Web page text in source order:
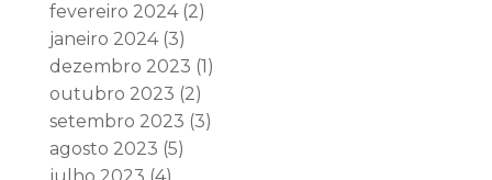
fevereiro 2024(2)
janeiro 2024(3)
dezembro 2023 (1)
outubro 2023 (2)
setembro 2023 (3)
agosto 2023 (5)